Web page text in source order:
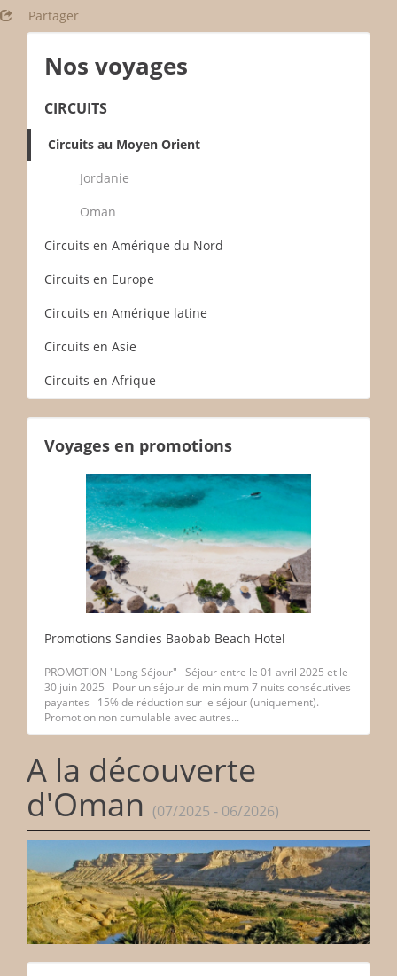
Partager
Nos voyages
CIRCUITS
Circuits au Moyen Orient
Jordanie
Oman
Circuits en Amérique du Nord
Circuits en Europe
Circuits en Amérique latine
Circuits en Asie
Circuits en Afrique
Voyages en promotions
Promotions Sandies Baobab Beach Hotel
PROMOTION "Long Séjour" Séjour entre le 01 avril 2025 et le
30 juin 2025 Pour un séjour de minimum 7 nuits consécutives
payantes 15% de réduction sur le séjour (uniquement).
Promotion non cumulable avec autres...
A la découverte
d'Oman (07/2025 - 06/2026)